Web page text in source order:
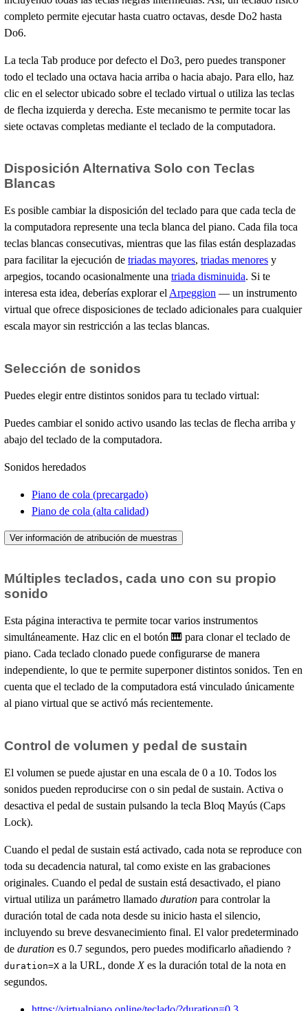
completo permite ejecutar hasta cuatro octavas, desde Do2 hasta
Do6.
La tecla Tab produce por defecto el Do3, pero puedes transponer
todo el teclado una octava hacia arriba o hacia abajo. Para ello, haz
clic en el selector ubicado sobre el teclado virtual o utiliza las teclas
de flecha izquierda y derecha. Este mecanismo te permite tocar las
siete octavas completas mediante el teclado de la computadora.
Disposición Alternativa Solo con Teclas
Blancas
Es posible cambiar la disposición del teclado para que cada tecla de
la computadora represente una tecla blanca del piano. Cada fila toca
teclas blancas consecutivas, mientras que las filas están desplazadas
para facilitar la ejecución de triadas mayores, triadas menores y
arpegios, tocando ocasionalmente una triada disminuida. Si te
interesa esta idea, deberías explorar elArpeggion — un instrumento
virtual que ofrece disposiciones de teclado adicionales para cualquier
escala mayor sin restricción a las teclas blancas.
Selección de sonidos
Puedes elegir entre distintos sonidos para tu teclado virtual:
Puedes cambiar el sonido activo usando las teclas de flecha arriba y
abajo del teclado de la computadora.
Sonidos heredados
Piano de cola (precargado)
Piano de cola (alta calidad)
Ver información de atribución de muestras
Múltiples teclados, cada uno con su propio
sonido
Esta página interactiva te permite tocar varios instrumentos
simultáneamente. Haz clic en el botón 🎹 para clonar el teclado de
piano. Cada teclado clonado puede configurarse de manera
independiente, lo que te permite superponer distintos sonidos. Ten en
cuenta que el teclado de la computadora está vinculado únicamente
al piano virtual que se activó más recientemente.
Control de volumen y pedal de sustain
El volumen se puede ajustar en una escala de 0 a 10. Todos los
sonidos pueden reproducirse con o sin pedal de sustain. Activa o
desactiva el pedal de sustain pulsando la tecla Bloq Mayús (Caps
Lock).
Cuando el pedal de sustain está activado, cada nota se reproduce con
toda su decadencia natural, tal como existe en las grabaciones
originales. Cuando el pedal de sustain está desactivado, el piano
virtual utiliza un parámetro llamado duration para controlar la
duración total de cada nota desde su inicio hasta el silencio,
incluyendo su breve desvanecimiento final. El valor predeterminado
de duration es 0.7 segundos, pero puedes modificarlo añadiendo ?
duration=X a la URL, donde Xes la duración total de la nota en
segundos.